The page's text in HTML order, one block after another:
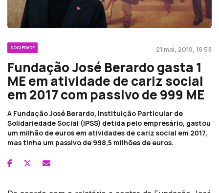
SOCIEDADE 21 mai, 2019, 16:53
Fundação José Berardo gasta 1
ME em atividade de cariz social
em 2017 com passivo de 999 ME
A Fundação José Berardo, Instituição Particular de
Solidariedade Social (IPSS) detida pelo empresário, gastou
um milhão de euros em atividades de cariz social em 2017,
mas tinha um passivo de 998,5 milhões de euros.